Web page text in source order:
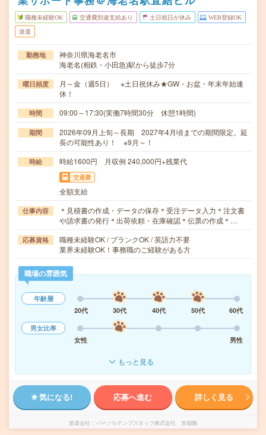
職種未経験OK 交通費別途支給あり 土日祝日が休み WEB登録OK
派遣
勤務地
神奈川県海老名市
海老名(相鉄・小田急)駅から徒歩7分
曜日頻度
月～金（週5日） ※土日祝休み★GW・お盆・年末年始連
休！
時間 09:00～17:30(実働7時間30分 休憩1時間)
期間
2026年09月上旬～長期 2027年4月頃までの期間限定。延
長の可能性あり！ ※9月～！
時給 時給1600円 月収例 240,000円+残業代
交通費
全額支給
仕事内容
＊見積書の作成・データの保存＊受注データ入力＊注文書
や請求書の発行＊出荷依頼・在庫確認＊伝票の作成＊…
応募資格
職種未経験OK / ブランクOK / 英語力不要
業界未経験OK！事務職のご経験がある方
職場の雰囲気
年齢層
20代
30代 40代 50代
60代
男女比率
女性
男性
もっと見る
気になる! 応募へ進む 詳しく見る
派遣会社 パーソルテンプスタッフ株式会社 首都圏